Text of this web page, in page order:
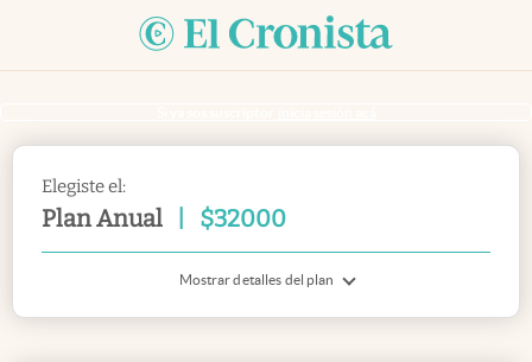
Elegiste el:
Plan Anual $32000
Mostrar detalles del plan